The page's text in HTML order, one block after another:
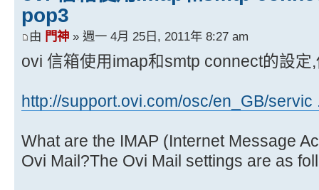
pop3
由 門神 » 週一 4月 25日, 2011年 8:27 am
ovi 信箱使用imap和smtp connect的設定
http://support.ovi.com/osc/en_GB/servic
What are the IMAP (Internet Message
Ovi Mail?The Ovi Mail settings are as